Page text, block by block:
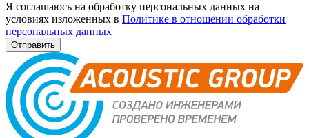
Я соглашаюсь на обработку персональных данных на
условиях изложенных в Политике в отношении обработки
персональных данных